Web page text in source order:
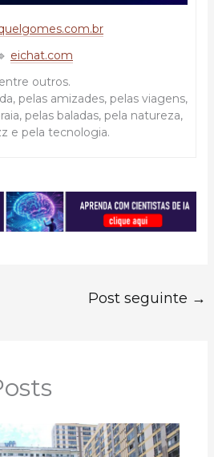
eichat.com
entre outros.
pelas amizades, pelas viagens,
pelas baladas, pela natureza,
e pela tecnologia.
Post seguinte →